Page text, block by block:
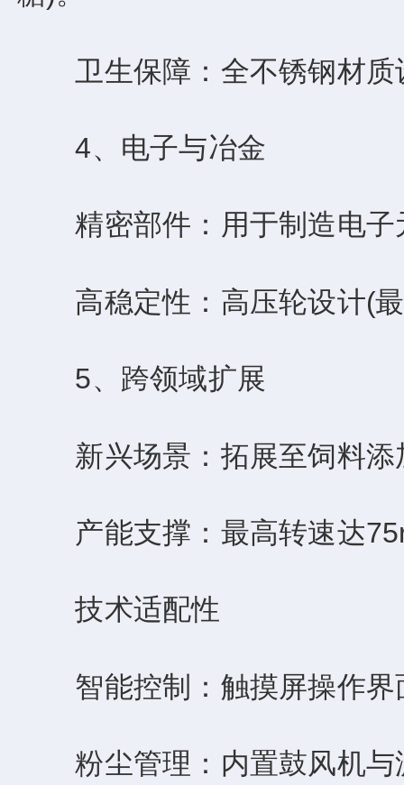
卫生保障‌：全不锈钢材质
4、电子与冶金
精密部件‌：用于制造电子
高稳定性‌：高压轮设计(最
5、跨领域扩展
新兴场景‌：拓展至饲料添
产能支撑‌：最高转速达
技术适配性
智能控制‌：触摸屏操作界
粉尘管理‌：内置鼓风机与